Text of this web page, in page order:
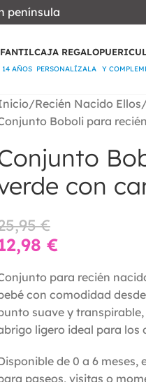
península
14 AÑOS
CAJA REGALO
PERSONALÍZALA Y
Recién Nacido Ellos
Boboli para
con
€
€
para recién
con comodidad
suave y
ligero ideal para los
de 0 a 6 meses,
paseos, visitas o